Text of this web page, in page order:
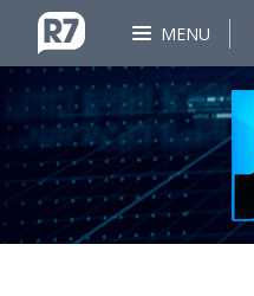
MENU